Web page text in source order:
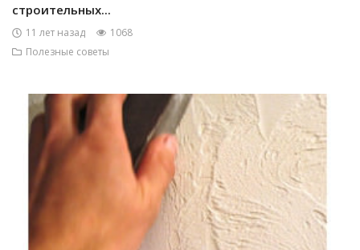
строительных...
11 лет назад
1068
Полезные советы